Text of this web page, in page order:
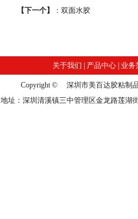
【下一个】 ： 双面水胶
关于我们 产品中心 业务
Copyright © 深圳市美百达胶粘
地址：深圳清溪镇三中管理区金龙路莲